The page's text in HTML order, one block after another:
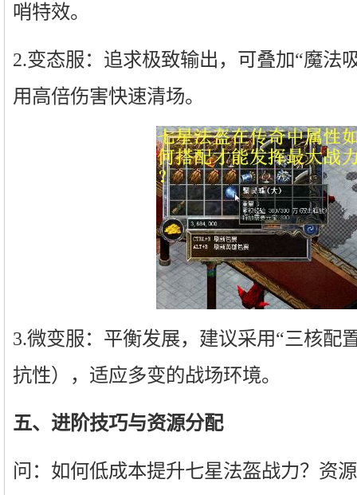
哨特效。
2.变态服：追求极致输出，可叠加“魔法
用高倍伤害快速清场。
3.微变服：平衡发展，建议采用“三核配
抗性），适应多变的战场环境。
五、进阶技巧与资源分配
问：如何低成本提升七星法盔战力？资